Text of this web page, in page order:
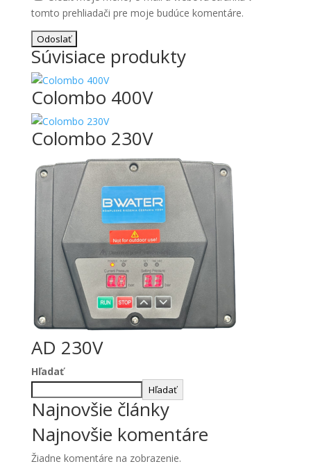
tomto prehliadači pre moje budúce komentáre.
Súvisiace produkty
Colombo 400V
Colombo 230V
AD 230V
Hľadať
Hľadať
Najnovšie články
Najnovšie komentáre
Žiadne komentáre na zobrazenie.